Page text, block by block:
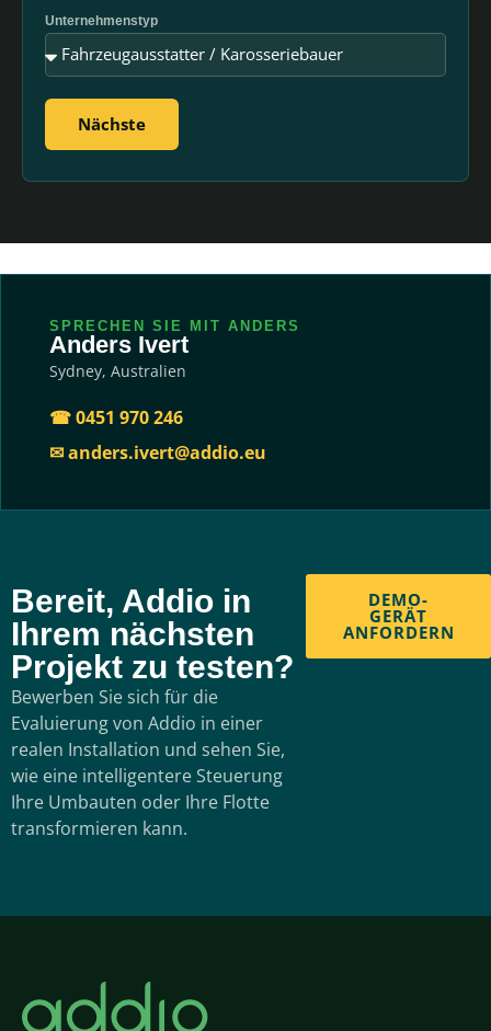
Unternehmenstyp
Nächste
SPRECHEN SIE MIT ANDERS
Anders Ivert
Sydney, Australien
☎ 0451 970 246
✉ anders.ivert@addio.eu
Bereit, Addio in
Ihrem nächsten
Projekt zu testen?
Bewerben Sie sich für die
Evaluierung von Addio in einer
realen Installation und sehen Sie,
wie eine intelligentere Steuerung
Ihre Umbauten oder Ihre Flotte
transformieren kann.
DEMO-
GERÄT
ANFORDERN